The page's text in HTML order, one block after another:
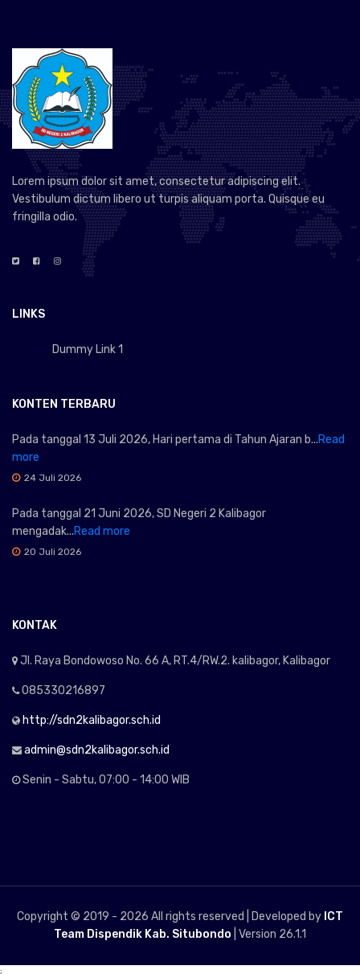
Lorem ipsum dolor sit amet, consectetur adipiscing elit.
Vestibulum dictum libero ut turpis aliquam porta. Quisque eu
fringilla odio.
LINKS
Dummy Link 1
KONTEN TERBARU
Pada tanggal 13 Juli 2026, Hari pertama di Tahun Ajaran b...Read
more
24 Juli 2026
Pada tanggal 21 Juni 2026, SD Negeri 2 Kalibagor
mengadak...Read more
20 Juli 2026
KONTAK
Jl. Raya Bondowoso No. 66 A, RT.4/RW.2. kalibagor, Kalibagor
085330216897
http://sdn2kalibagor.sch.id
admin@sdn2kalibagor.sch.id
Senin - Sabtu, 07:00 - 14:00 WIB
Copyright © 2019 - 2026 All rights reserved | Developed by ICT
Team Dispendik Kab. Situbondo | Version 26.1.1
;